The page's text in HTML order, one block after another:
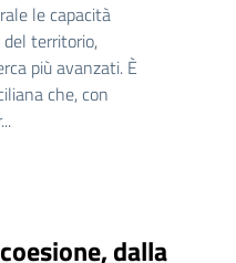
le capacità
territorio,
più avanzati. È
che, con
dalla